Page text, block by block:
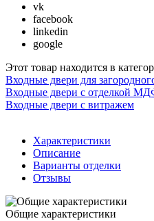
vk
facebook
linkedin
google
Этот товар находится в
Входные двери для
Входные двери с отделкой
Входные двери с витражем
Характеристики
Описание
Варианты отделки
Отзывы
Общие характеристики